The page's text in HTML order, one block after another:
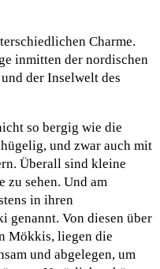
Charme.
inmitten der nordischen
der Inselwelt des
so bergig wie die
und zwar auch mit
Überall sind kleine
zu sehen. Und am
in ihren
genannt. Von diesen über
Mökkis, liegen die
und abgelegen, um